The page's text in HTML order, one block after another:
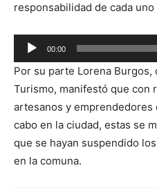
responsabilidad de cada
Reproductor
de
audio
00:00
Por su parte Lorena
Turismo, manifestó que con
artesanos y emprendedores
cabo en la ciudad, estas se
que se hayan suspendido
en la comuna.